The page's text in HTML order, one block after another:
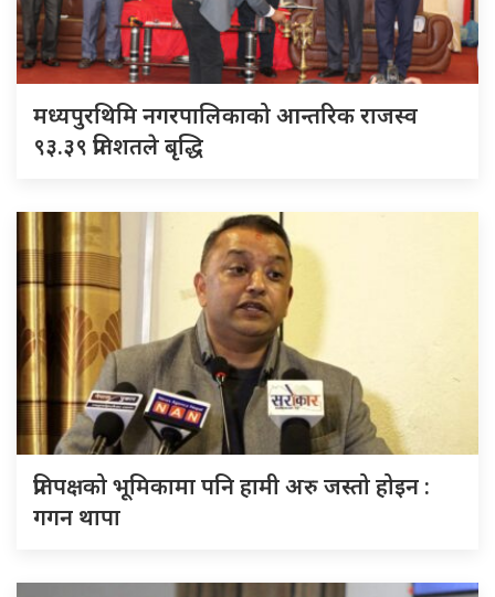
मध्यपुरथिमि नगरपालिकाको आन्तरिक राजस्व
९३.३९ प्रतिशतले बृद्धि
प्रतिपक्षको भूमिकामा पनि हामी अरु जस्तो होइन :
गगन थापा